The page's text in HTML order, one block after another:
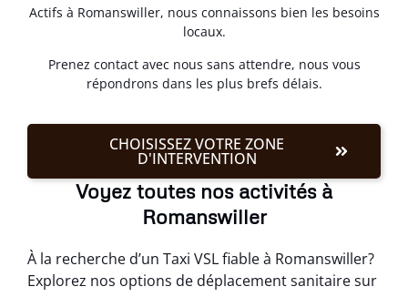
Actifs à Romanswiller, nous connaissons bien les besoins
locaux.
Prenez contact avec nous sans attendre, nous vous
répondrons dans les plus brefs délais.
CHOISISSEZ VOTRE ZONE
D'INTERVENTION
Voyez toutes nos activités à
Romanswiller
À la recherche d’un Taxi VSL fiable à Romanswiller?
Explorez nos options de déplacement sanitaire sur